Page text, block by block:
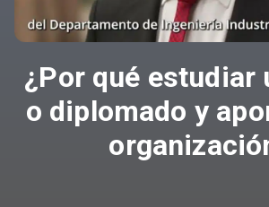
¿Por qué estudiar
o diplomado y